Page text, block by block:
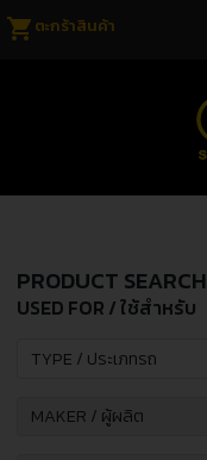
shopping_cart ตะกร้าสินค้า
PRODUCT SEARCH
USED FOR / ใช้สำหรับ